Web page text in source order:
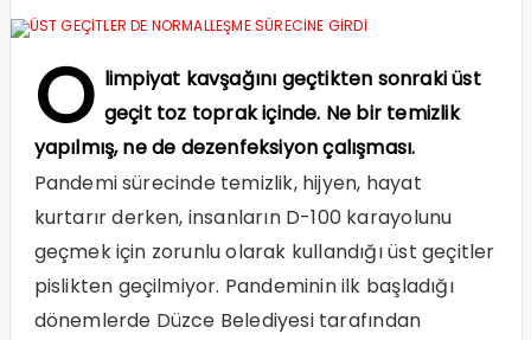
O limpiyat kavşağını geçtikten sonraki üst
geçit toz toprak içinde. Ne bir temizlik
yapılmış, ne de dezenfeksiyon çalışması.
Pandemi sürecinde temizlik, hijyen, hayat
kurtarır derken, insanların D-100 karayolunu
geçmek için zorunlu olarak kullandığı üst geçitler
pislikten geçilmiyor. Pandeminin ilk başladığı
dönemlerde Düzce Belediyesi tarafından